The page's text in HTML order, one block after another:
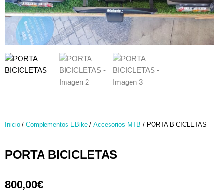
Inicio / Complementos EBike / Accesorios MTB / PORTA BICICLETAS
PORTA BICICLETAS
800,00€